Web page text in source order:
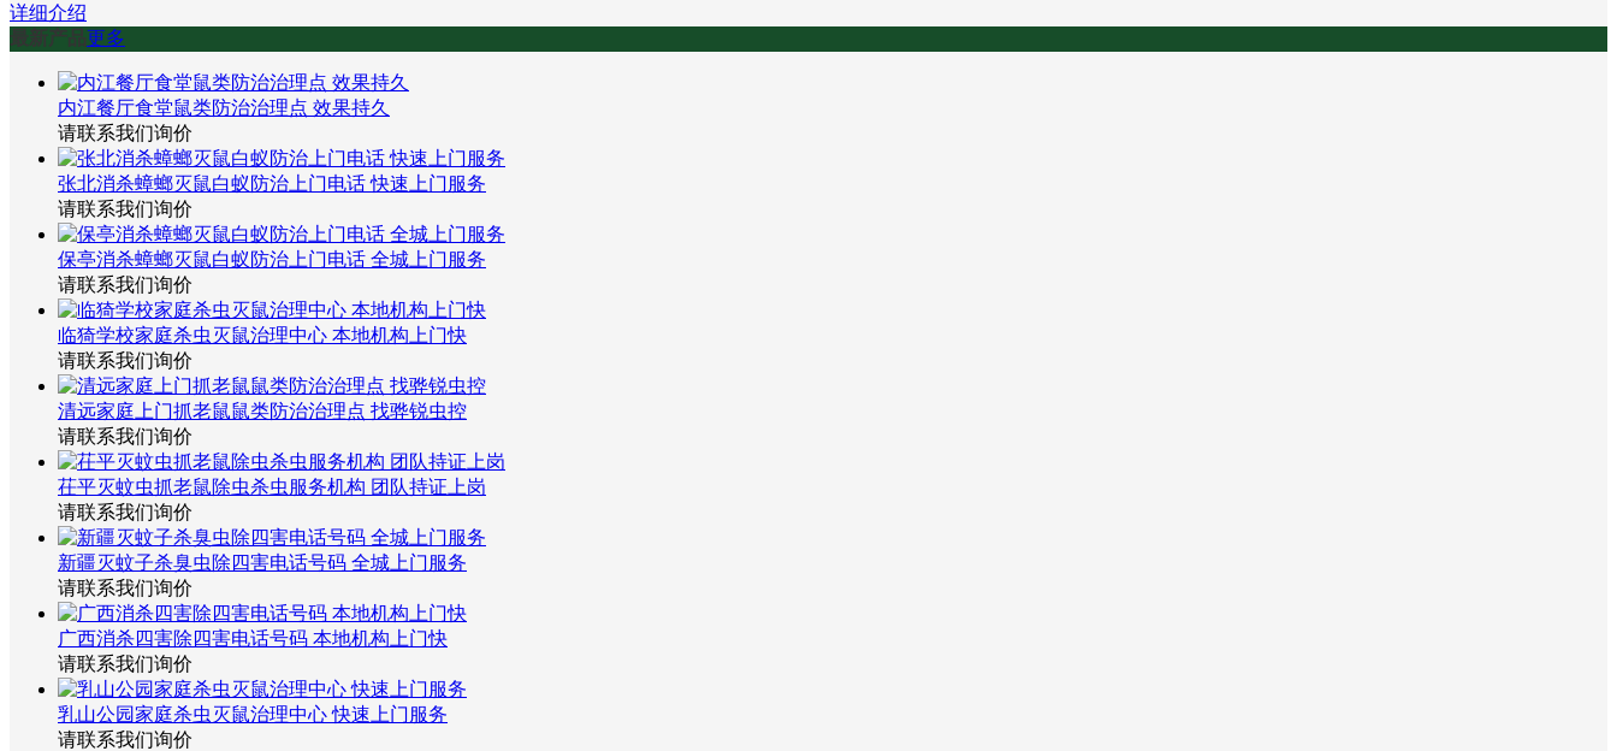
详细介绍
最新产品更多
内江餐厅食堂鼠类防治治理点 效果持久
请联系我们询价
张北消杀蟑螂灭鼠白蚁防治上门电话 快速上门服务
请联系我们询价
保亭消杀蟑螂灭鼠白蚁防治上门电话 全城上门服务
请联系我们询价
临猗学校家庭杀虫灭鼠治理中心 本地机构上门快
请联系我们询价
清远家庭上门抓老鼠鼠类防治治理点 找骅锐虫控
请联系我们询价
茌平灭蚊虫抓老鼠除虫杀虫服务机构 团队持证上岗
请联系我们询价
新疆灭蚊子杀臭虫除四害电话号码 全城上门服务
请联系我们询价
广西消杀四害除四害电话号码 本地机构上门快
请联系我们询价
乳山公园家庭杀虫灭鼠治理中心 快速上门服务
请联系我们询价